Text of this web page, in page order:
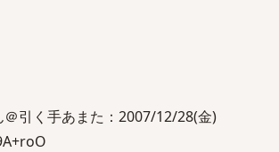
引く手あまた：2007/12/28(金)